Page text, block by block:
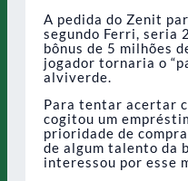
A pedida do Zenit
segundo Ferri, seria
bônus de 5 milhões
jogador tornaria o
alviverde.
Para tentar acertar
cogitou um
prioridade de
de algum talento da
interessou por esse